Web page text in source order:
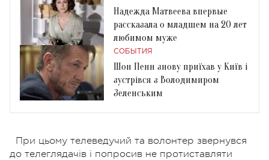
Надежда Матвеева впервые
рассказала о младшем на 20 лет
любимом муже
СОБЫТИЯ
Шон Пенн знову приїхав у Київ і
зустрівся з Володимиром
Зеленським
При цьому телеведучий та волонтер звернувся
до телеглядачів і попросив не протиставляти